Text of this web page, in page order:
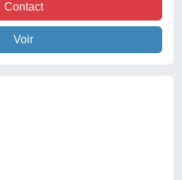
Contact
Voir